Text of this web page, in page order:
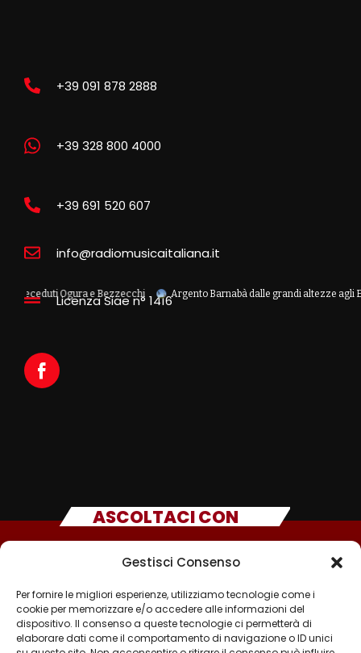
Gestisci Consenso
Per fornire le migliori esperienze, utilizziamo tecnologie come i
cookie per memorizzare e/o accedere alle informazioni del
dispositivo. Il consenso a queste tecnologie ci permetterà di
elaborare dati come il comportamento di navigazione o ID unici
Ogura e Bezzecchi Argento Barnabà dalle grandi altezze agli Europei,
+39 091 878 2888
+39 328 800 4000
+39 691 520 607
info@radiomusicaitaliana.it
Licenza Siae n° 1416
ASCOLTACI CON